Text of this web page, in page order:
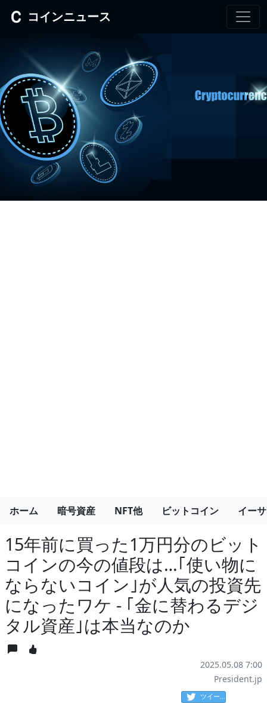
コインニュース
ホーム 暗号資産 NFT他 ビットコイン イー
15年前に買った1万円分のビット
コインの今の値段は…｢使い物に
ならないコイン｣が人気の投資先
になったワケ - ｢金に替わるデジ
タル資産｣は本当なのか
2025.05.08 7:00
President.jp
ツイート